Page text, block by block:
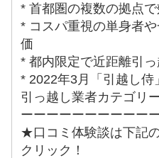
* 首都圏の複数の拠点
* コスパ重視の単身者
価
* 都内限定で近距離引
* 2022年3月「引越し
引っ越し業者カテゴリ
ーーーーーーーーーー
★口コミ体験談は下記
クリック！